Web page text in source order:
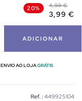
20% 4,99 €
3,99 €
ADICIONAR
ENVIO AO LOJAGRÁTIS
Ref. : 449925104